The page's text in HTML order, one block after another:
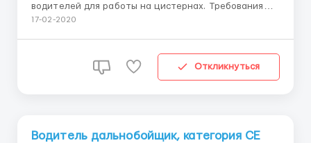
водителей для работы на цистернах. Требования
1.Опыт работы с цистернами 1 год по странам СНГ
судимости (предъявление справки о несуди...
17-02-2020
Откликнуться
Водитель дальнобойщик, категория СЕ